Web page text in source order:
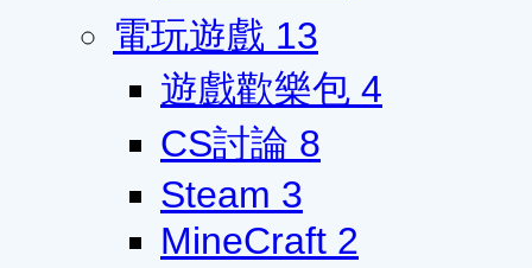
電玩遊戲 13
遊戲歡樂包 4
CS討論 8
Steam 3
MineCraft 2